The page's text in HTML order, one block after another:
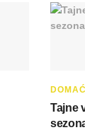
Tajne